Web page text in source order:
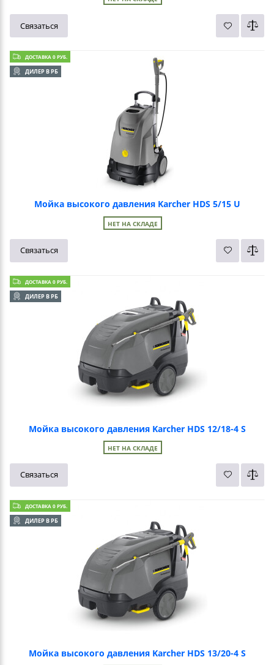
Связаться
ДОСТАВКА 0 РУБ.
ДИЛЕР В РБ
Мойка высокого давления Karcher HDS 5/15 U
НЕТ НА СКЛАДЕ
Связаться
ДОСТАВКА 0 РУБ.
ДИЛЕР В РБ
Мойка высокого давления Karcher HDS 12/18-4 S
НЕТ НА СКЛАДЕ
Связаться
ДОСТАВКА 0 РУБ.
ДИЛЕР В РБ
Мойка высокого давления Karcher HDS 13/20-4 S